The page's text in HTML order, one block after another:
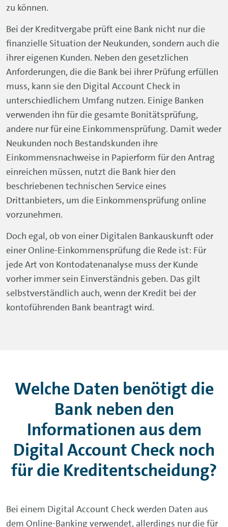
zu können.
Bei der Kreditvergabe prüft eine Bank nicht nur die
finanzielle Situation der Neukunden, sondern auch die
ihrer eigenen Kunden. Neben den gesetzlichen
Anforderungen, die die Bank bei ihrer Prüfung erfüllen
muss, kann sie den Digital Account Check in
unterschiedlichem Umfang nutzen. Einige Banken
verwenden ihn für die gesamte Bonitätsprüfung,
andere nur für eine Einkommensprüfung. Damit weder
Neukunden noch Bestandskunden ihre
Einkommensnachweise in Papierform für den Antrag
einreichen müssen, nutzt die Bank hier den
beschriebenen technischen Serviceeines
Drittanbieters, um die Einkommensprüfung online
vorzunehmen.
Doch egal, ob von einer Digitalen Bankauskunft oder
einer Online-Einkommensprüfung die Rede ist: Für
jede Art von Kontodatenanalyse muss der Kunde
vorher immer sein Einverständnis geben. Das gilt
selbstverständlich auch, wenn der Kredit bei der
kontoführenden Bank beantragt wird.
Welche Daten benötigt die
Bank neben den
Informationen aus dem
Digital Account Check noch
für die Kreditentscheidung?
Bei einem Digital Account Check werden Daten aus
dem Online-Banking verwendet, allerdings nur die für